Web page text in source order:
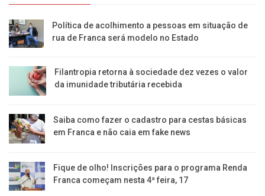
Política de acolhimento a pessoas em situação de
rua de Franca será modelo no Estado
Filantropia retorna à sociedade dez vezes o valor
da imunidade tributária recebida
Saiba como fazer o cadastro para cestas básicas
em Franca e não caia em fake news
Fique de olho! Inscrições para o programa Renda
Franca começam nesta 4ª feira, 17